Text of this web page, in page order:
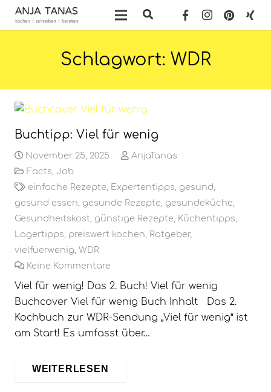
Schlagwort: WDR
Buchtipp: Viel für wenig
November 25, 2025
AnjaTanas
Facts Job
einfache Rezepte Expertentipps gesund
gesund essen gesunde Rezepte gesundeküche
Gesundheitskost günstige Rezepte Küchentipps
Lagertipps preiswert kochen Ratgeber,
vielfuerwenig WDR
Keine Kommentare
Viel für wenig! Das 2. Buch! Viel für wenig
Buchcover Viel für wenig Buch Inhalt Das 2.
Kochbuch zur WDR-Sendung „Viel für wenig“ ist
am Start! Es umfasst über…
WEITERLESEN